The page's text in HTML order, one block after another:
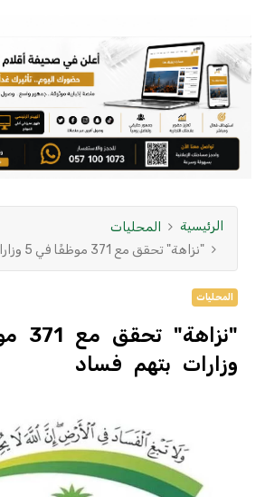
الرئيسية
المحليات
"نزاهة" تحقق مع 371 موظفًا في 5 وزارات بتهم فساد
المحليات
وزارات بتهم فساد